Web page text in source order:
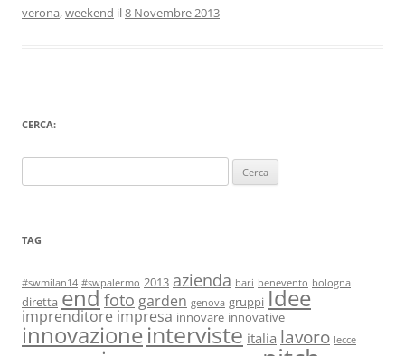
verona,weekend il8 Novembre 2013
CERCA:
per:
TAG
#swmilan14 #swpalermo 2013 azienda bari benevento bologna
diretta endfoto garden genova gruppi Idee
imprenditore impresa innovare innovative
innovazioneinterviste italia lavoro lecce